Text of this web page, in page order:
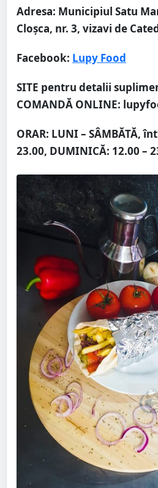
Adresa: Municipiul Satu
Cloșca, nr. 3, vizavi de
Facebook: Lupy Food
SITE pentru detalii
COMANDĂ ONLINE:
ORAR: LUNI – SÂMBĂTĂ,
23.00, DUMINICĂ: 12.00 –